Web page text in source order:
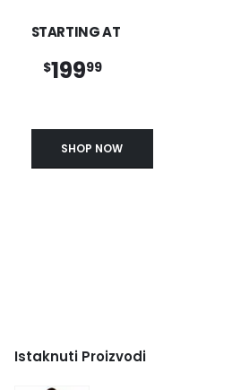
STARTING AT
$19999
SHOP NOW
Istaknuti Proizvodi